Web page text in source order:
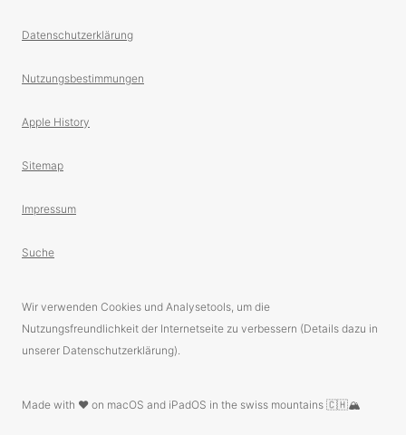
Datenschutzerklärung
Nutzungsbestimmungen
Apple History
Sitemap
Impressum
Suche
Wir verwenden Cookies und Analysetools, um die
Nutzungsfreundlichkeit der Internetseite zu verbessern (Details dazu in
unserer Datenschutzerklärung).
Made with ❤️ on macOS and iPadOS in the swiss mountains 🇨🇭🏔